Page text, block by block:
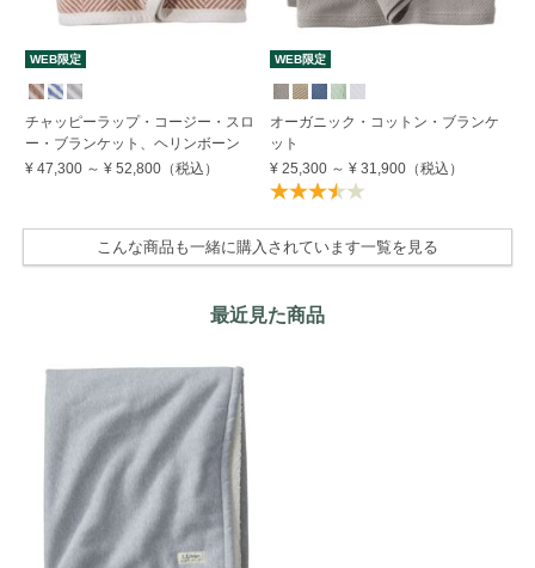
WEB限定
チャッピーラップ・コージー・スロ
ー・ブランケット、ヘリンボーン
¥ 47,300～ ¥ 52,800（税込）
WEB限定
オーガニック・コットン・ブランケ
ット
¥ 25,300 ～ ¥ 31,900 （税込）
こんな商品も一緒に購入されています一覧を見る
最近見た商品